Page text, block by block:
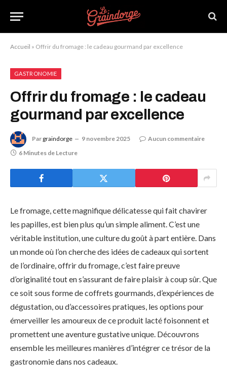
Accueil » Offrir du fromage : le cadeau gourmand par excellence
GASTRONOMIE
Offrir du fromage : le cadeau
gourmand par excellence
Par graindorge 9 novembre 2025
Aucun commentaire
6 Minutes de Lecture
Le fromage, cette magnifique délicatesse qui fait chavirer
les papilles, est bien plus qu’un simple aliment. C’est une
véritable institution, une culture du goût à part entière. Dans
un monde où l’on cherche des idées de cadeaux qui sortent
de l’ordinaire, offrir du fromage, c’est faire preuve
d’originalité tout en s’assurant de faire plaisir à coup sûr. Que
ce soit sous forme de coffrets gourmands, d’expériences de
dégustation, ou d’accessoires pratiques, les options pour
émerveiller les amoureux de ce produit lacté foisonnent et
promettent une aventure gustative unique. Découvrons
ensemble les meilleures manières d’intégrer ce trésor de la
gastronomie dans nos cadeaux.